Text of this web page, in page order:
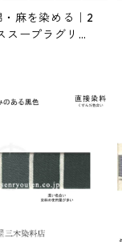
麻を染める｜2
ープラグリンF